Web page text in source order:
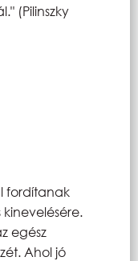
(Pilinszky
fordítanak
egész
Ahol jó